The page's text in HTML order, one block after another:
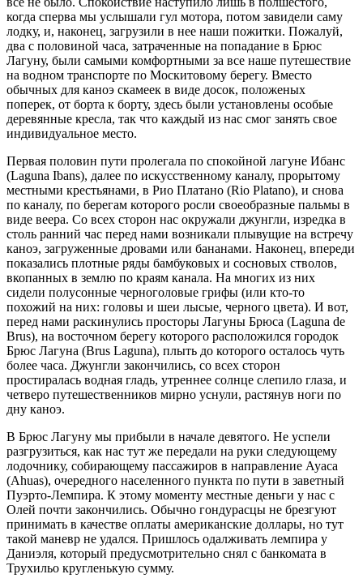
когда сперва мы услышали гул мотора, потом завидели саму
лодку, и, наконец, загрузили в нее наши пожитки. Пожалуй,
два с половиной часа, затраченные на попадание в Брюс
Лагуну, были самыми комфортными за все наше путешествие
на водном транспорте по Москитовому берегу. Вместо
обычных для каноэ скамеек в виде досок, положеных
поперек, от борта к борту, здесь были установлены особые
деревянные кресла, так что каждый из нас смог занять свое
индивидуальное место.
Первая половин пути пролегала по спокойной лагуне Ибанс
(Laguna Ibans), далее по искусственному каналу, прорытому
местными крестьянами, в Рио Платано (Rio Platano), и снова
по каналу, по берегам которого росли своеобразные пальмы в
виде веера. Со всех сторон нас окружали джунгли, изредка в
столь ранний час перед нами возникали плывущие на встречу
каноэ, загруженные дровами или бананами. Наконец, впереди
показались плотные ряды бамбуковых и сосновых стволов,
вкопанных в землю по краям канала. На многих из них
сидели полусонные черноголовые грифы (или кто-то
похожий на них: головы и шеи лысые, черного цвета). И вот,
перед нами раскинулись просторы Лагуны Брюса (Laguna de
Brus), на восточном берегу которого расположился городок
Брюс Лагуна (Brus Laguna), плыть до которого осталось чуть
более часа. Джунгли закончились, со всех сторон
простиралась водная гладь, утреннее солнце слепило глаза, и
четверо путешественников мирно уснули, растянув ноги по
дну каноэ.
В Брюс Лагуну мы прибыли в начале девятого. Не успели
разгрузиться, как нас тут же передали на руки следующему
лодочнику, собирающему пассажиров в направление Ауаса
(Ahuas), очередного населенного пункта по пути в заветный
Пуэрто-Лемпира. К этому моменту местные деньги у нас с
Олей почти закончились. Обычно гондурасцы не брезгуют
принимать в качестве оплаты американские доллары, но тут
такой маневр не удался. Пришлось одалживать лемпира у
Даниэля, который предусмотрительно снял с банкомата в
Трухильо кругленькую сумму.